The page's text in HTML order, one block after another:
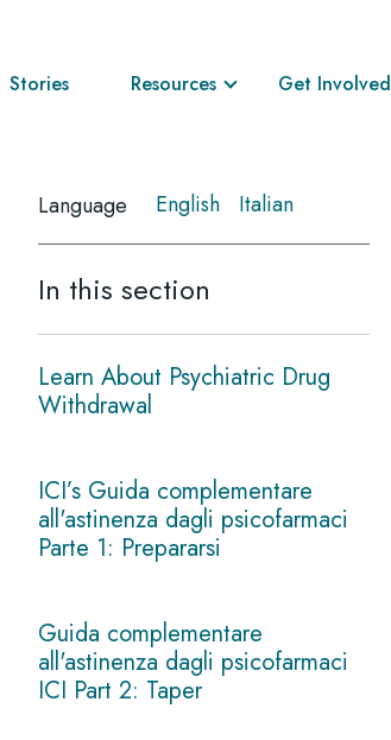
Stories Resources Get Involved
Language English Italian
In this section
Learn About Psychiatric Drug
Withdrawal
ICI’s Guida complementare
all'astinenza dagli psicofarmaci
Parte 1: Prepararsi
Guida complementare
all'astinenza dagli psicofarmaci
ICI Part 2: Taper